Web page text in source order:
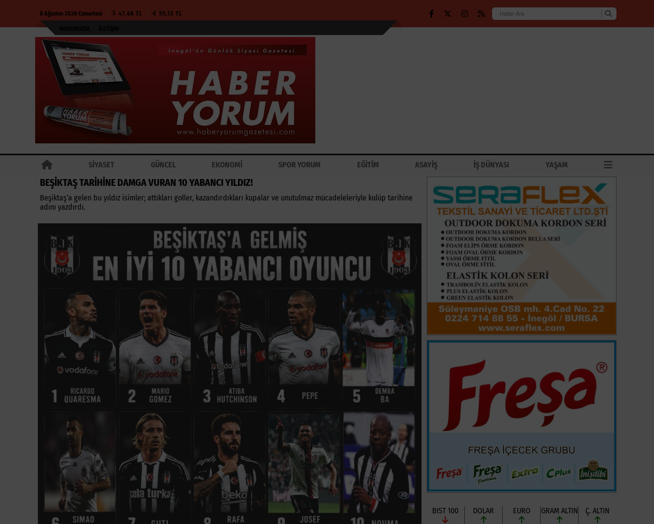
8 Ağustos 2026 Cumartesi 47,68 TL 55,13 TL
SİYASET GÜNCEL EKONOMİ SPOR YORUM EĞİTİM ASAYİŞ İŞ DÜNYASI YAŞAM
BEŞİKTAŞ TARİHİNE DAMGA VURAN 10 YABANCI YILDIZ!
Beşiktaş’a gelen bu yıldız isimler; attıkları goller, kazandırdıkları kupalar ve unutulmaz mücadeleleriyle kulüp tarihine
adını yazdırdı.
BIST 100
DOLAR
EURO
GRAM ALTIN
Ç. ALTIN